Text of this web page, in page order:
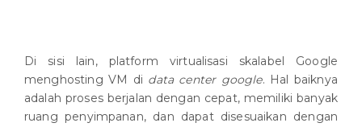
Di sisi lain, platform virtualisasi skalabel Google
menghosting VM di data center google. Hal baiknya
adalah proses berjalan dengan cepat, memiliki banyak
ruang penyimpanan, dan dapat disesuaikan dengan